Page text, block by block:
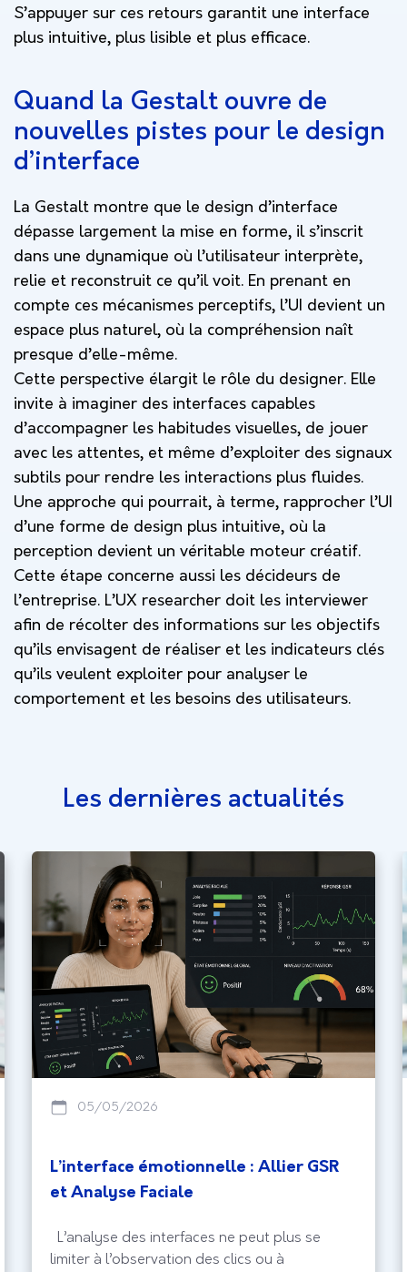
S’appuyer sur ces retours garantit une interface
plus intuitive, plus lisible et plus efficace.
Quand la Gestalt ouvre de
nouvelles pistes pour le design
d’interface
La Gestalt montre que le design d’interface
dépasse largement la mise en forme, il s’inscrit
dans une dynamique où l’utilisateur interprète,
relie et reconstruit ce qu’il voit. En prenant en
compte ces mécanismes perceptifs, l’UI devient un
espace plus naturel, où la compréhension naît
presque d’elle-même.
Cette perspective élargit le rôle du designer. Elle
invite à imaginer des interfaces capables
d’accompagner les habitudes visuelles, de jouer
avec les attentes, et même d’exploiter des signaux
subtils pour rendre les interactions plus fluides.
Une approche qui pourrait, à terme, rapprocher l’UI
d’une forme de design plus intuitive, où la
perception devient un véritable moteur créatif.
Cette étape concerne aussi les décideurs de
l’entreprise. L’UX researcher doit les interviewer
afin de récolter des informations sur les objectifs
qu’ils envisagent de réaliser et les indicateurs clés
qu’ils veulent exploiter pour analyser le
comportement et les besoins des utilisateurs.
Les dernières actualités
05/05/2026
L’interface émotionnelle : Allier GSR
et Analyse Faciale
L’analyse des interfaces ne peut plus se
limiter à l’observation des clics ou à